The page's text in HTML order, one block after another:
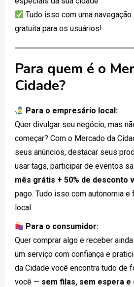
Tudo isso com uma
gratuita para os usuários!
Para quem é o
Cidade?
Para o empresário local:
Quer divulgar seu negócio, mas
começar? Com o Mercado da
seus anúncios, destacar seus
usar tags, participar de eventos
mês grátis + 50% de desconto
pago. Tudo isso com autonomia
local.
Para o consumidor:
Quer comprar algo e receber
um serviço com confiança e
da Cidade você encontra tudo de
você — sem filas, sem espera